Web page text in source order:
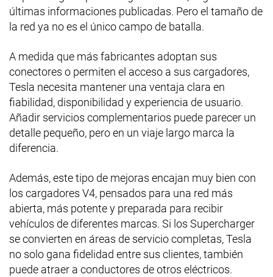
últimas informaciones publicadas. Pero el tamaño de
la red ya no es el único campo de batalla.
A medida que más fabricantes adoptan sus
conectores o permiten el acceso a sus cargadores,
Tesla necesita mantener una ventaja clara en
fiabilidad, disponibilidad y experiencia de usuario.
Añadir servicios complementarios puede parecer un
detalle pequeño, pero en un viaje largo marca la
diferencia.
Además, este tipo de mejoras encajan muy bien con
los cargadores V4, pensados para una red más
abierta, más potente y preparada para recibir
vehículos de diferentes marcas. Si los Supercharger
se convierten en áreas de servicio completas, Tesla
no solo gana fidelidad entre sus clientes, también
puede atraer a conductores de otros eléctricos.